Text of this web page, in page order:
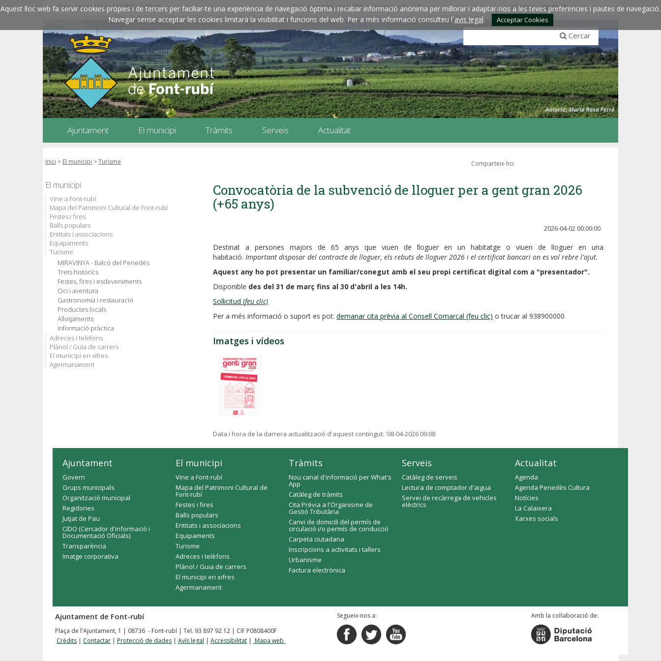
Aquest lloc web fa servir cookies pròpies i de tercers per faciliar-te una experiència de navegació òptima i recabar informació anònima per millorar i adaptar-nos a les teves preferències i pautes de navegació.
Navegar sense acceptar les cookies limitarà la visibilitat i funcions del web. Per a més informació consulteu l´avis legal. Acceptar Cookies
Data i hora oficials: 07/08/2026 07:46 ZOOM: Amplieu amb CTRL+ / Reduïu amb CTRL- Idiomes:esp engfra
Cercar
Ajuntament El municipi Tràmits Serveis Actualitat
Inici > El municipi >Turisme Comparteix-ho:
El municipi
Vine a Font-rubí
Mapa del Patrimoni Cultural de Font-rubí
Festes i fires
Balls populars
Entitats i associacions
Equipaments
Turisme
MIRAVINYA - Balcó del Penedès
Trets històrics
Festes, fires i esdeveniments
Oci i aventura
Gastronomia i restauració
Productes locals
Allotjaments
Informació pràctica
Adreces i telèfons
Plànol / Guia de carrers
El municipi en xifres
Agermanament
Convocatòria de la subvenció de lloguer per a gent gran 2026
(+65 anys)
2026-04-02 00:00:00
Destinat a persones majors de 65 anys que viuen de lloguer en un habitatge o viuen de lloguer en una
habitació.Important disposar del contracte de lloguer, els rebuts de lloguer 2026 i el certificat bancari on es vol rebre l'ajut.
Aquest any ho pot presentar un familiar/conegut amb el seu propi certificat digital com a "presentador".
Disponible des del 31 de març fins al 30 d'abril a les 14h.
Sol·licitud (feu clic)
Per a més informació o suport es pot:demanar cita prèvia al Consell Comarcal (feu clic) o trucar al 938900000
Imatges i vídeos
Data i hora de la darrera actualització d'aquest contingut: '08-04-2026 09:08
Ajuntament
Govern
Grups municipals
Organització municipal
Regidories
Jutjat de Pau
CIDO (Cercador d'informació i
Documentació Oficials)
Transparència
Imatge corporativa
El municipi
Vine a Font-rubí
Mapa del Patrimoni Cultural de
Font-rubí
Festes i fires
Balls populars
Entitats i associacions
Equipaments
Turisme
Adreces i telèfons
Plànol / Guia de carrers
El municipi en xifres
Agermanament
Tràmits
Nou canal d'informació per What's
App
Catàleg de tràmits
Cita Prèvia a l'Organisme de
Gestió Tributària
Canvi de domicili del permís de
circulació i/o permís de conducció
Carpeta ciutadana
Inscripcions a activitats i tallers
Urbanisme
Factura electrònica
Serveis
Catàleg de serveis
Lectura de comptador d'aigua
Servei de recàrrega de vehicles
elèctrics
Actualitat
Agenda
Agenda Penedès Cultura
Notícies
La Calaixera
Xarxes socials
Ajuntament de Font-rubí
Plaça de l'Ajuntament, 1 | 08736 - Font-rubí | Tel. 93 897 92 12 | CIF P0808400F
Crèdits | Contactar | Protecció de dades | Avís legal | Accessibilitat | Mapa web
Segueix-nos a: Amb la col·laboració de: